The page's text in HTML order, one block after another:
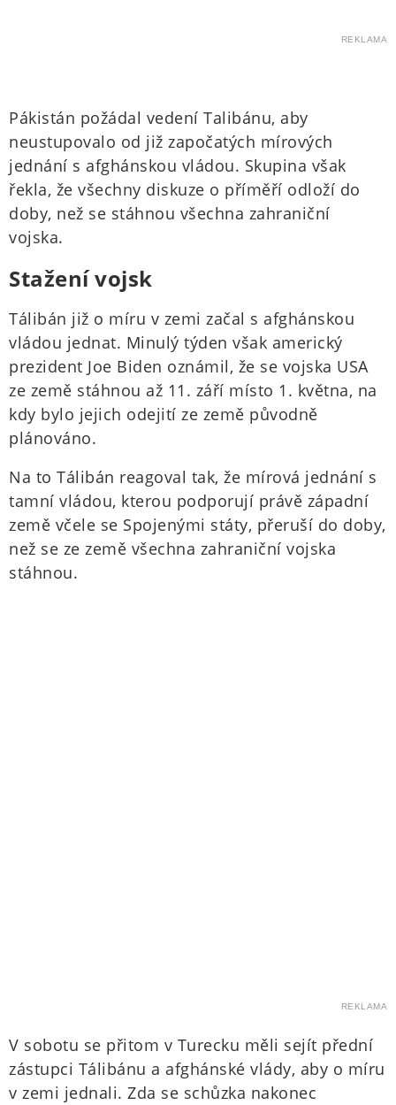
REKLAMA
Pákistán požádal vedení Talibánu, aby
neustupovalo od již započatých mírových
jednání s afghánskou vládou. Skupina však
řekla, že všechny diskuze o příměří odloží do
doby, než se stáhnou všechna zahraniční
vojska.
Stažení vojsk
Tálibán již o míru v zemi začal s afghánskou
vládou jednat. Minulý týden však americký
prezident Joe Biden oznámil, že se vojska USA
ze země stáhnou až 11. září místo 1. května, na
kdy bylo jejich odejití ze země původně
plánováno.
Na to Tálibán reagoval tak, že mírová jednání s
tamní vládou, kterou podporují právě západní
země včele se Spojenými státy, přeruší do doby,
než se ze země všechna zahraniční vojska
stáhnou.
REKLAMA
V sobotu se přitom v Turecku měli sejít přední
zástupci Tálibánu a afghánské vlády, aby o míru
v zemi jednali. Zda se schůzka nakonec